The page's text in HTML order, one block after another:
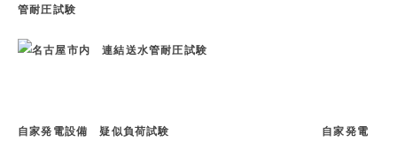
管耐圧試験
自家発電設備 疑似負荷試験 自家発電